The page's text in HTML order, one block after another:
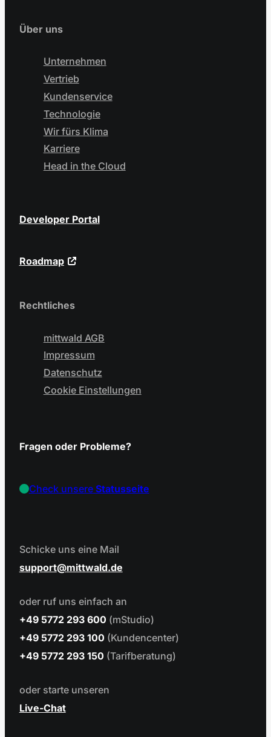
Über uns
Unternehmen
Vertrieb
Kundenservice
Technologie
Wir fürs Klima
Karriere
Head in the Cloud
Developer Portal
Roadmap
Rechtliches
mittwald AGB
Impressum
Datenschutz
Cookie Einstellungen
Fragen oder Probleme?
Check unsereStatusseite
Schicke uns eine Mail
support
mittwald.de
oder ruf uns einfach an
+49 5772 293 600 (mStudio)
+49 5772 293 100 (Kundencenter)
+49 5772 293 150 (Tarifberatung)
oder starte unseren
Live-Chat